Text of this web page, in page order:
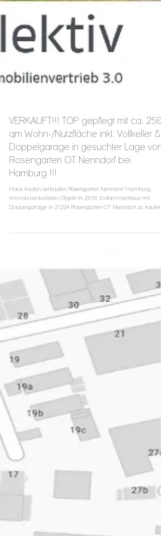
VERKAUFT!!! TOP gepflegt mit ca. 250
Rosengarten OT Nenndorf bei
Hamburg !!!
Haus kaufen verkaufen Rosengarten Nenndorf Hamburg
Immobilienkollektiv Objekt IK-2510: Einfamilienhaus mit
Doppelgarage in 21224 Rosengarten OT Nenndorf zu kaufen!
Ausstattung Ca. 250 qm Wohn-/Nutzfläche, Baujahr 1977,
Massivbauweise, gepflegter Zustand, fast 40 qm
Wohn-/Essbereich, große Fensterelemente, Terrasse,
Garten, erhöhter Eingangsbereich, Diele, Küche, das Gäste
vier Schlafzimmer, Dachgeschoss Flur, Badezimmer,
Dachboden bietet zudem noch großzügige L